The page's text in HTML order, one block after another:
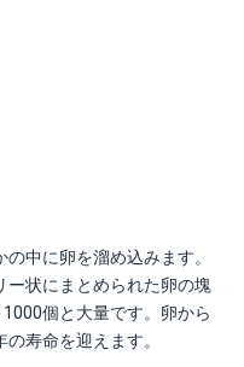
中に卵を溜め込みます。
ー状にまとめられた卵の塊
個と大量です。卵から
寿命を迎えます。